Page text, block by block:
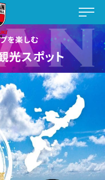
を楽しむ
光スポット